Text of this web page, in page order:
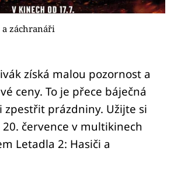
a záchranáři
získá malou pozornost a
ceny. To je přece báječná
zpestřit prázdniny. Užijte si
července v multikinech
Letadla 2: Hasiči a